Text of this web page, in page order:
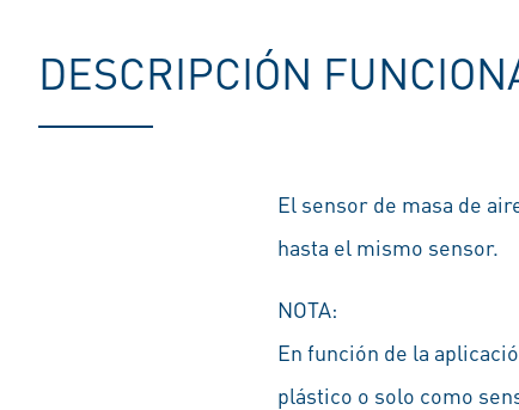
DESCRIPCIÓN
El sensor de masa de
hasta el mismo sensor.
NOTA:
En función de la
plástico o solo como